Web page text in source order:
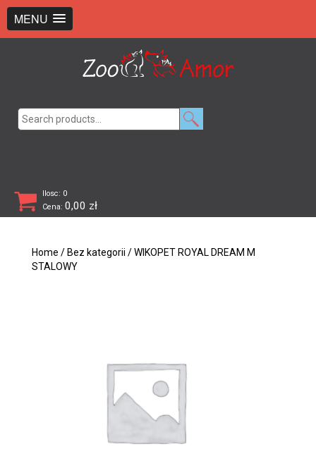
MENU
Ilosc: 0
Cena: 0,00 zł
Home / Bez kategorii / WIKOPET ROYAL DREAM M
STALOWY